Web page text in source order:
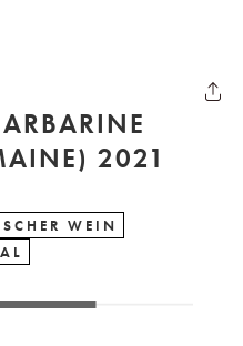
GANGLOFF (DOMAINE) 2021
WEIN